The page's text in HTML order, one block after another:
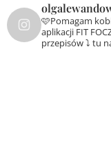
🩷Pomagam
aplikacji FIT
przepisów ⤵️ tu